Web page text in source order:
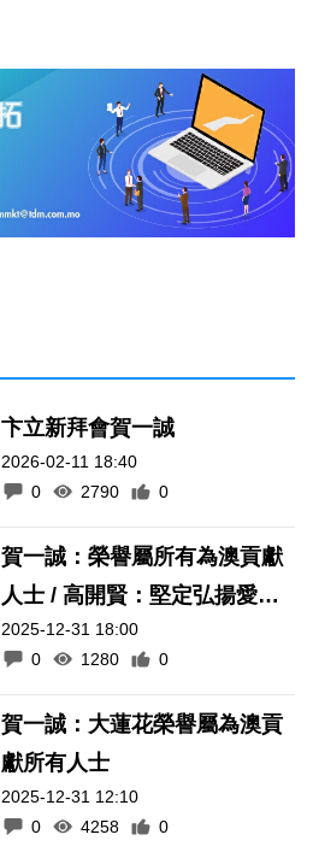
卞立新拜會賀一誠
2026-02-11 18:40
0
2790 0
賀一誠：榮譽屬所有為澳貢獻
人士 / 高開賢：堅定弘揚愛國
愛澳核心價值
2025-12-31 18:00
0
1280 0
賀一誠：大蓮花榮譽屬為澳貢
獻所有人士
2025-12-31 12:10
0
4258 0